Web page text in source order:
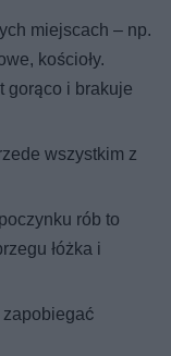
miejscach – np.
kościoły.
gorąco i brakuje
wszystkim z
rób to
łóżka i